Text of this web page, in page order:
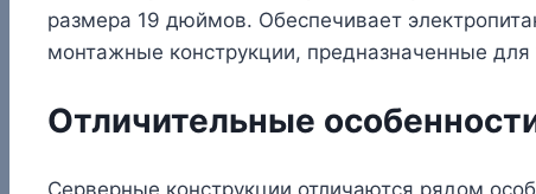
размера 19 дюймов. Обеспечивает
монтажные конструкции, предназначенные для
Отличительные
Серверные конструкции отличаются рядом